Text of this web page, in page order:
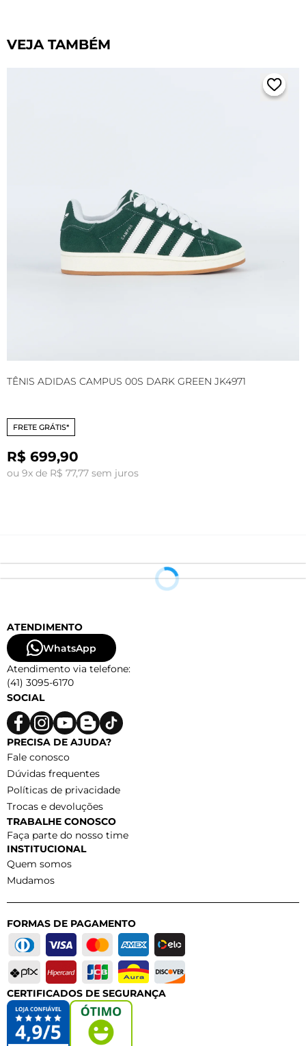
VEJA TAMBÉM
TÊNIS ADIDAS CAMPUS 00S DARK GREEN JK4971
FRETE GRÁTIS*
R$ 699,90
ou 9x de R$ 77,77 sem juros
ATENDIMENTO
WhatsApp
Atendimento via telefone:
(41) 3095-6170
SOCIAL
PRECISA DE AJUDA?
Fale conosco
Dúvidas frequentes
Políticas de privacidade
Trocas e devoluções
TRABALHE CONOSCO
Faça parte do nosso time
INSTITUCIONAL
Quem somos
Mudamos
FORMAS DE PAGAMENTO
CERTIFICADOS DE SEGURANÇA